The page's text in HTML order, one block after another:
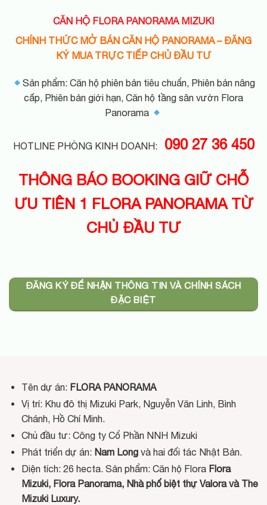
CĂN HỘ FLORA PANORAMA MIZUKI
CHÍNH THỨC MỞ BÁN CĂN HỘ PANORAMA – ĐĂNG
KÝ MUA TRỰC TIẾP CHỦ ĐẦU TƯ
Sản phẩm: Căn hộ phiên bản tiêu chuẩn, Phiên bản nâng
cấp, Phiên bản giới hạn, Căn hộ tầng sân vườn Flora
Panorama
HOTLINE PHÒNG KINH DOANH: 090 27 36 450
THÔNG BÁO BOOKING GIỮ CHỖ
ƯU TIÊN 1 FLORA PANORAMA TỪ
CHỦ ĐẦU TƯ
ĐĂNG KÝ ĐỂ NHẬN THÔNG TIN VÀ CHÍNH SÁCH
ĐẶC BIỆT
Tên dự án: FLORA PANORAMA
Vị trí: Khu đô thị Mizuki Park, Nguyễn Văn Linh, Bình
Chánh, Hồ Chí Minh.
Chủ đầu tư: Công ty Cổ Phần NNH Mizuki
Phát triển dự án: Nam Longvà hai đối tác Nhật Bản.
Diện tích: 26 hecta. Sản phẩm: Căn hộ FloraFlora
Mizuki, Flora Panorama, Nhà phố biệt thự Valora và The
Mizuki Luxury.